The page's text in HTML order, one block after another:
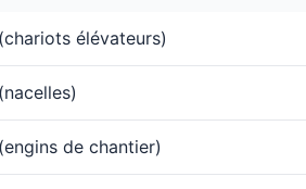
élévateurs)
de chantier)